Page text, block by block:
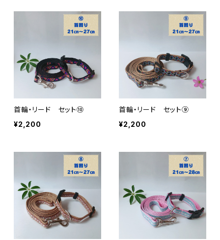
首輪・リード セット⑩
¥2,200
首輪・リード セット⑨
¥2,200